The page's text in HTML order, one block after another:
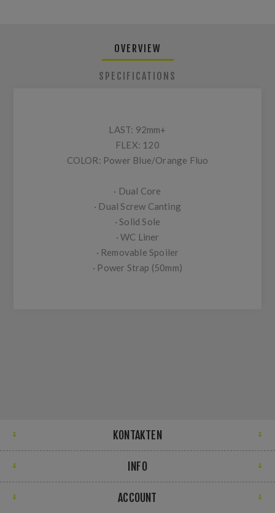
OVERVIEW
SPECIFICATIONS
LAST: 92mm+
FLEX: 120
COLOR: Power Blue/Orange Fluo
· Dual Core
· Dual Screw Canting
· Solid Sole
· WC Liner
· Removable Spoiler
· Power Strap (50mm)
KONTAKTEN
INFO
ACCOUNT